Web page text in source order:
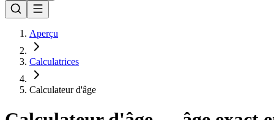
Aperçu
Calculatrices
Calculateur d'âge